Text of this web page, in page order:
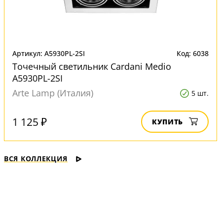
Артикул: A5930PL-2SI Код: 6038
Точечный светильник Cardani Medio
A5930PL-2SI
Arte Lamp (Италия)
5 шт.
1 125 ₽ КУПИТЬ
ВСЯ КОЛЛЕКЦИЯ